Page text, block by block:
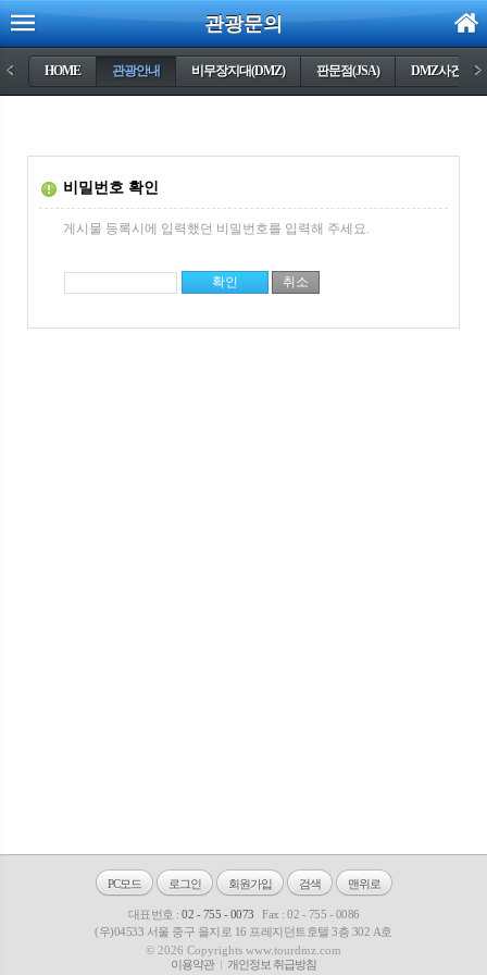
관광문의
< HOME 관광안내 비무장지대(DMZ) 판문점(JSA) DMZ사건들 >
비밀번호 확인
게시물 등록시에 입력했던 비밀번호를 입력해 주세요.
PC모드 로그인 회원가입 검색 맨위로
대표번호 : 02 - 755 - 0073
Fax : 02 - 755 - 0086
(우)04533 서울 중구 을지로 16 프레지던트호텔 3층 302 A호
© 2026 Copyrights www.tourdmz.com
이용약관
개인정보 취급방침